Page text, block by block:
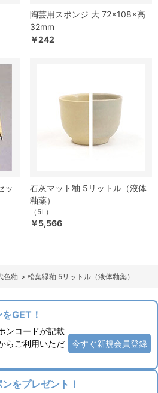
陶芸用スポンジ 大 72×108×高
32mm
￥242
ッ
石灰マット釉 5リットル（液体
釉薬）
（5L）
￥5,566
色釉 > 松葉緑釉 5リットル（液体釉薬）
GET！
ンコードが記載
らご利用いただ
今すぐ新規会員登録
をプレゼント！